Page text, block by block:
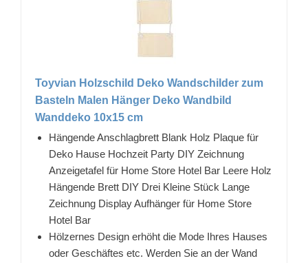
Toyvian Holzschild Deko Wandschilder zum
Basteln Malen Hänger Deko Wandbild
Wanddeko 10x15 cm
Hängende Anschlagbrett Blank Holz Plaque für
Deko Hause Hochzeit Party DIY Zeichnung
Anzeigetafel für Home Store Hotel Bar Leere Holz
Hängende Brett DIY Drei Kleine Stück Lange
Zeichnung Display Aufhänger für Home Store
Hotel Bar
Hölzernes Design erhöht die Mode Ihres Hauses
oder Geschäftes etc. Werden Sie an der Wand